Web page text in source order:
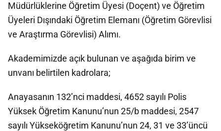
Müdürlüklerine Öğretim Üyesi (Doçent) ve Öğretim
Üyeleri Dışındaki Öğretim Elemanı (Öğretim Görevlisi
ve Araştırma Görevlisi) Alımı.
Akademimizde açık bulunan ve aşağıda birim ve
unvanı belirtilen kadrolara;
Anayasanın 132’nci maddesi, 4652 sayılı Polis
Yüksek Öğretim Kanunu’nun 25/b maddesi, 2547
sayılı Yükseköğretim Kanunu’nun 24, 31 ve 33’üncü